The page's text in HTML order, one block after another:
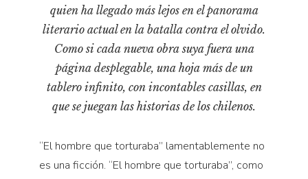
Personajes secundarios
Política
Sociedad
Turismo accidental
Voces y lecturas
quien ha llegado más lejos en el panorama
literario actual en la batalla contra el olvido.
Como si cada nueva obra suya fuera una
página desplegable, una hoja más de un
tablero infinito, con incontables casillas, en
que se juegan las historias de los chilenos.
“El hombre que torturaba” lamentablemente no
es una ficción. “El hombre que torturaba”, como